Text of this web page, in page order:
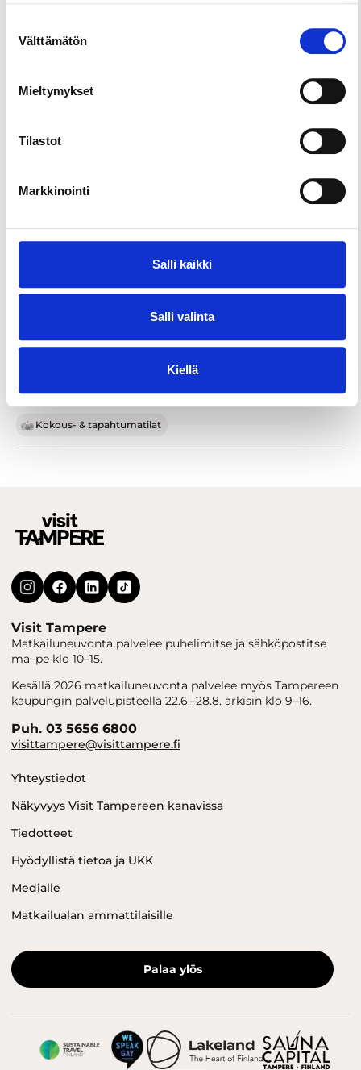
valinta
Välttämätön
Mieltymykset
Tilastot
Markkinointi
Salli kaikki
Salli valinta
Kiellä
-säätiö. Säätiö luovuttaa työhuoneen määräajoiksi
käyttöön valitsemilleen kirjailijoille.
Vanhassa Räikässä on kahvila-ravintola, joka toimii
myös näyttelytilana. Taidenäyttelyt vaihtuvat
Kokous- & tapahtumatilat
Visit Tampere
Matkailuneuvonta palvelee puhelimitse ja sähköpostitse
ma–pe klo 10–15.
Kesällä 2026 matkailuneuvonta palvelee myös Tampereen
kaupungin palvelupisteellä 22.6.–28.8. arkisin klo 9–16.
Puh. 03 5656 6800
visittampere@visittampere.fi
Yhteystiedot
Näkyvyys Visit Tampereen kanavissa
Tiedotteet
Hyödyllistä tietoa ja UKK
Medialle
Matkailualan ammattilaisille
Palaa ylös